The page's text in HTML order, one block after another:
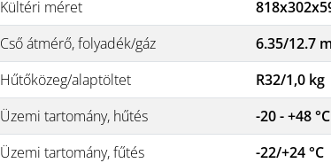
Kültéri méret
Cső átmérő, folyadék/gáz
6.35/12.7
Hűtőközeg/alaptöltet
R32/1,0 kg
Üzemi tartomány, hűtés
-20 - +48 °C
Üzemi tartomány, fűtés
-22/+24 °C